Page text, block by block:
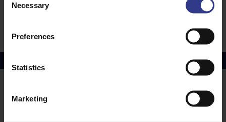
Selection
Necessary
Preferences
Statistics
Marketing
MCT50L
385 mm x 4,6 mm
KABELBINDER FÜR DIE
ZUM ANGEBOT
£10114.95
STANDORTE
DIENSTLEISTUNGEN